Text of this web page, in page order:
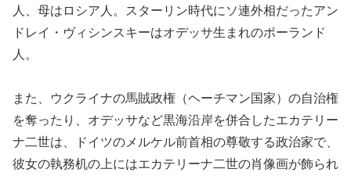
人、母はロシア人。スターリン時代にソ連外相だったアン
ドレイ・ヴィシンスキーはオデッサ生まれのポーランド
人。
また、ウクライナの馬賊政権（ヘーチマン国家）の自治権
を奪ったり、オデッサなど黒海沿岸を併合したエカテリー
ナ二世は、ドイツのメルケル前首相の尊敬する政治家で、
彼女の執務机の上にはエカテリーナ二世の肖像画が飾られ